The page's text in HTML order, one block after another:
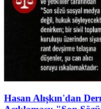
Hasan Alışkın'dan